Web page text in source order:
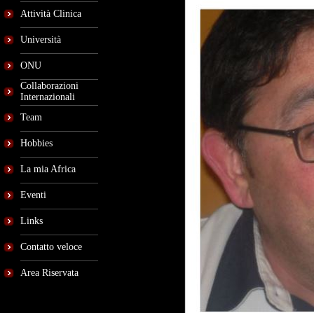
Attività Clinica
Università
ONU
Collaborazioni
Internazionali
Team
Hobbies
La mia Africa
Eventi
Links
Contatto veloce
Area Riservata